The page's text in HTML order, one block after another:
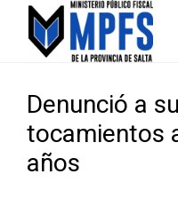
Denunció a
tocamientos
años